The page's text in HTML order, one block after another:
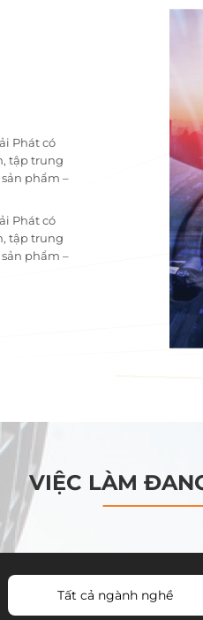
Phát có
tập trung
phẩm –
Phát có
tập trung
phẩm –
VIỆC LÀM
Tất cả ngành nghề